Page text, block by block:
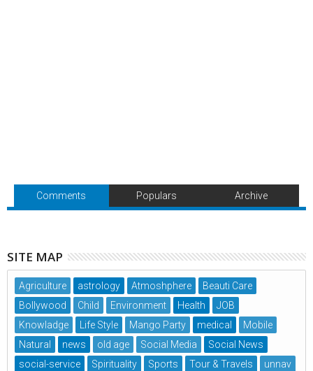
Comments Populars Archive
SITE MAP
Agriculture astrology Atmoshphere
Beauti Care
Bollywood
Child Environment Health
JOB
Knowladge
Life Style Mango Party medical
Mobile
Natural
news old age Social Media
Social News
social-service
Spirituality Sports Tour & Travels
unnav